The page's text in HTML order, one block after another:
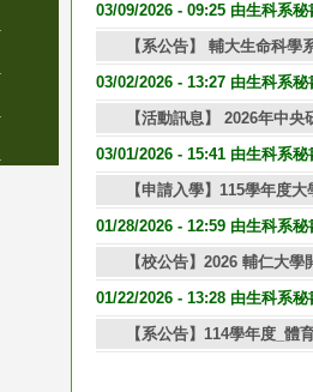
03/09/2026 - 09:25 由生科系秘
【系公告】 輔大生命科學
03/02/2026 - 13:27 由生科系秘
【活動訊息】 2026年中
03/01/2026 - 15:41 由生科系秘
【申請入學】115學年度
01/28/2026 - 12:59 由生科系秘
【校公告】2026 輔仁大
01/22/2026 - 13:28 由生科系秘
【系公告】114學年度_體